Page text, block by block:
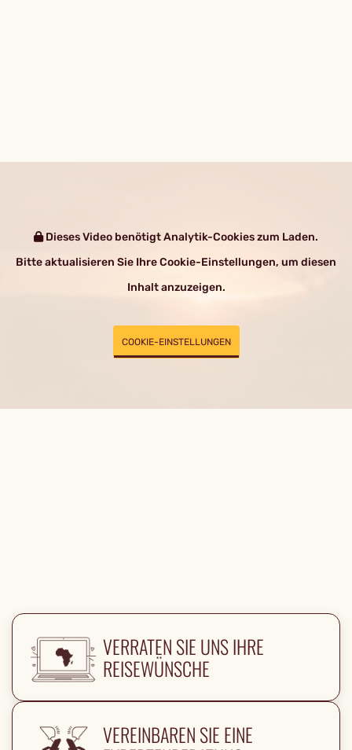
Dieses Video benötigt Analytik-Cookies zum Laden.
Bitte aktualisieren Sie Ihre Cookie-Einstellungen, um diesen
Inhalt anzuzeigen.
COOKIE-EINSTELLUNGEN
VERRATEN SIE UNS IHRE
REISEWÜNSCHE
VEREINBAREN SIE EINE